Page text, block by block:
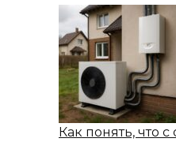
Как понять, что